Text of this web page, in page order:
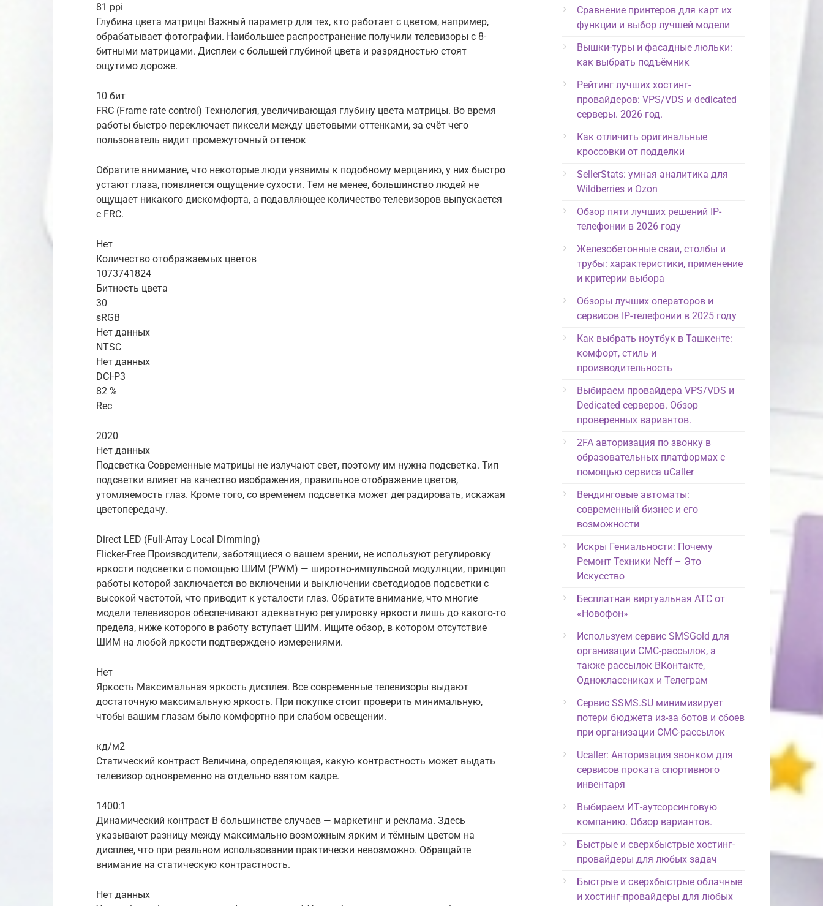
81 ppi
Глубина цвета матрицы Важный параметр для тех, кто работает с цветом, например,
обрабатывает фотографии. Наибольшее распространение получили телевизоры с 8-
битными матрицами. Дисплеи с большей глубиной цвета и разрядностью стоят
ощутимо дороже.
10 бит
FRC (Frame rate control) Технология, увеличивающая глубину цвета матрицы. Во время
работы быстро переключает пиксели между цветовыми оттенками, за счёт чего
пользователь видит промежуточный оттенок
Обратите внимание, что некоторые люди уязвимы к подобному мерцанию, у них быстро
устают глаза, появляется ощущение сухости. Тем не менее, большинство людей не
ощущает никакого дискомфорта, а подавляющее количество телевизоров выпускается
с FRC.
Нет
Количество отображаемых цветов
1073741824
Битность цвета
30
sRGB
Нет данных
NTSC
Нет данных
DCI-P3
82 %
Rec
2020
Нет данных
Подсветка Современные матрицы не излучают свет, поэтому им нужна подсветка. Тип
подсветки влияет на качество изображения, правильное отображение цветов,
утомляемость глаз. Кроме того, со временем подсветка может деградировать, искажая
цветопередачу.
Direct LED (Full-Array Local Dimming)
Flicker-Free Производители, заботящиеся о вашем зрении, не используют регулировку
яркости подсветки с помощью ШИМ (PWM) — широтно-импульсной модуляции, принцип
работы которой заключается во включении и выключении светодиодов подсветки с
высокой частотой, что приводит к усталости глаз. Обратите внимание, что многие
модели телевизоров обеспечивают адекватную регулировку яркости лишь до какого-то
предела, ниже которого в работу вступает ШИМ. Ищите обзор, в котором отсутствие
ШИМ на любой яркости подтверждено измерениями.
Нет
Яркость Максимальная яркость дисплея. Все современные телевизоры выдают
достаточную максимальную яркость. При покупке стоит проверить минимальную,
чтобы вашим глазам было комфортно при слабом освещении.
кд/м2
Статический контраст Величина, определяющая, какую контрастность может выдать
телевизор одновременно на отдельно взятом кадре.
1400:1
Динамический контраст В большинстве случаев — маркетинг и реклама. Здесь
указывают разницу между максимально возможным ярким и тёмным цветом на
дисплее, что при реальном использовании практически невозможно. Обращайте
внимание на статическую контрастность.
Нет данных
Сравнение принтеров для карт их
функции и выбор лучшей модели
Вышки-туры и фасадные люльки:
как выбрать подъёмник
Рейтинг лучших хостинг-
провайдеров: VPS/VDS и dedicated
серверы. 2026 год.
Как отличить оригинальные
кроссовки от подделки
SellerStats: умная аналитика для
Wildberries и Ozon
Обзор пяти лучших решений IP-
телефонии в 2026 году
Железобетонные сваи, столбы и
трубы: характеристики, применение
и критерии выбора
Обзоры лучших операторов и
сервисов IP-телефонии в 2025 году
Как выбрать ноутбук в Ташкенте:
комфорт, стиль и
производительность
Выбираем провайдера VPS/VDS и
Dedicated серверов. Обзор
проверенных вариантов.
2FA авторизация по звонку в
образовательных платформах с
помощью сервиса uCaller
Вендинговые автоматы:
современный бизнес и его
возможности
Искры Гениальности: Почему
Ремонт Техники Neff – Это
Искусство
Бесплатная виртуальная АТС от
«Новофон»
Используем сервис SMSGold для
организации СМС-рассылок, а
также рассылок ВКонтакте,
Одноклассниках и Телеграм
Сервис SSMS.SU минимизирует
потери бюджета из-за ботов и сбоев
при организации СМС-рассылок
Ucaller: Авторизация звонком для
сервисов проката спортивного
инвентаря
Выбираем ИТ-аутсорсинговую
компанию. Обзор вариантов.
Быстрые и сверхбыстрые хостинг-
провайдеры для любых задач
Быстрые и сверхбыстрые облачные
и хостинг-провайдеры для любых